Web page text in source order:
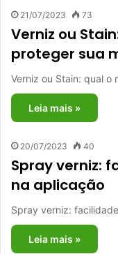
21/07/2023 73
Verniz ou
proteger sua
Verniz ou Stain: qual o
Leia mais »
20/07/2023 40
Spray verniz:
na aplicação
Spray verniz:
Leia mais »